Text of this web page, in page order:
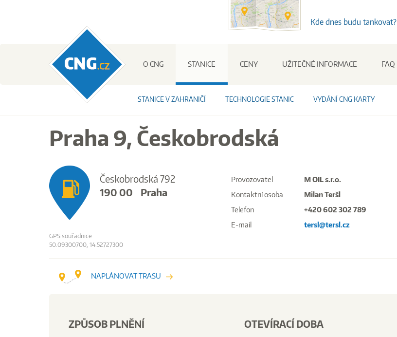
Kde dnes budu tankovat?
CNG.cz O CNG STANICE
STANICE V ZAHRANIČÍ TECHNOLOGIE STANIC VYDÁNÍ CNG KARTY
CENY UŽITEČNÉ INFORMACE FAQ
Praha 9, Českobrodská
Českobrodská 792
190 00 Praha
GPS souřadnice
50.09300700, 14.52727300
Provozovatel
M OIL s.r.o.
Kontaktní osoba
Milan Teršl
Telefon
+420 602 302 789
E-mail
tersl@tersl.cz
NAPLÁNOVAT TRASU
ZPŮSOB PLNĚNÍ OTEVÍRACÍ DOBA